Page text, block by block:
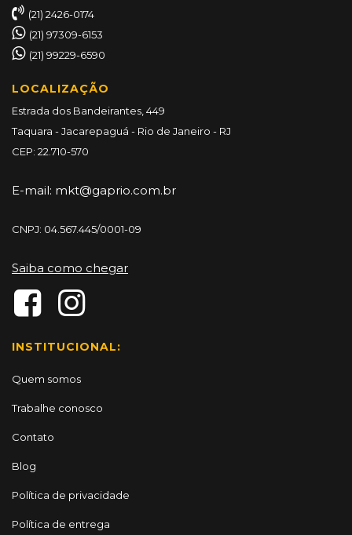
(21) 2426-0174
(21) 97309-6153
(21) 99229-6590
LOCALIZAÇÃO
Estrada dos Bandeirantes, 449
Taquara - Jacarepaguá - Rio de Janeiro - RJ
CEP: 22.710-570
E-mail: mkt@gaprio.com.br
CNPJ: 04.567.445/0001-09
Saiba como chegar
INSTITUCIONAL:
Quem somos
Trabalhe conosco
Contato
Blog
Política de privacidade
Política de entrega